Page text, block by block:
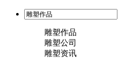
雕塑作品
雕塑公司
雕塑资讯